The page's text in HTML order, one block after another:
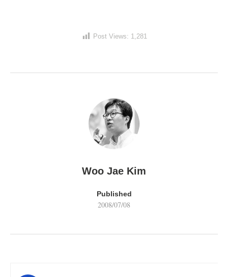
Post Views: 1,281
Woo Jae Kim
Published
2008/07/08